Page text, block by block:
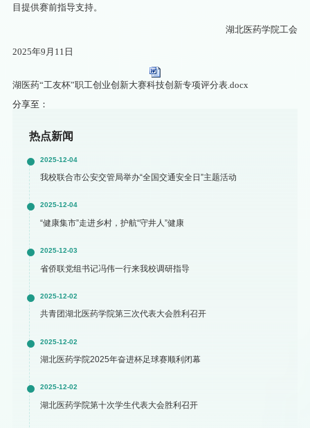
目提供赛前指导支持。
湖北医药学院工会
2025年9月11日
湖医药“工友杯”职工创业创新大赛科技创新专项评分表.docx
分享至：
热点新闻
2025-12-04
我校联合市公安交管局举办“全国交通安全日”主题活动
2025-12-04
“健康集市”走进乡村，护航“守井人”健康
2025-12-03
省侨联党组书记冯伟一行来我校调研指导
2025-12-02
共青团湖北医药学院第三次代表大会胜利召开
2025-12-02
湖北医药学院2025年奋进杯足球赛顺利闭幕
2025-12-02
湖北医药学院第十次学生代表大会胜利召开